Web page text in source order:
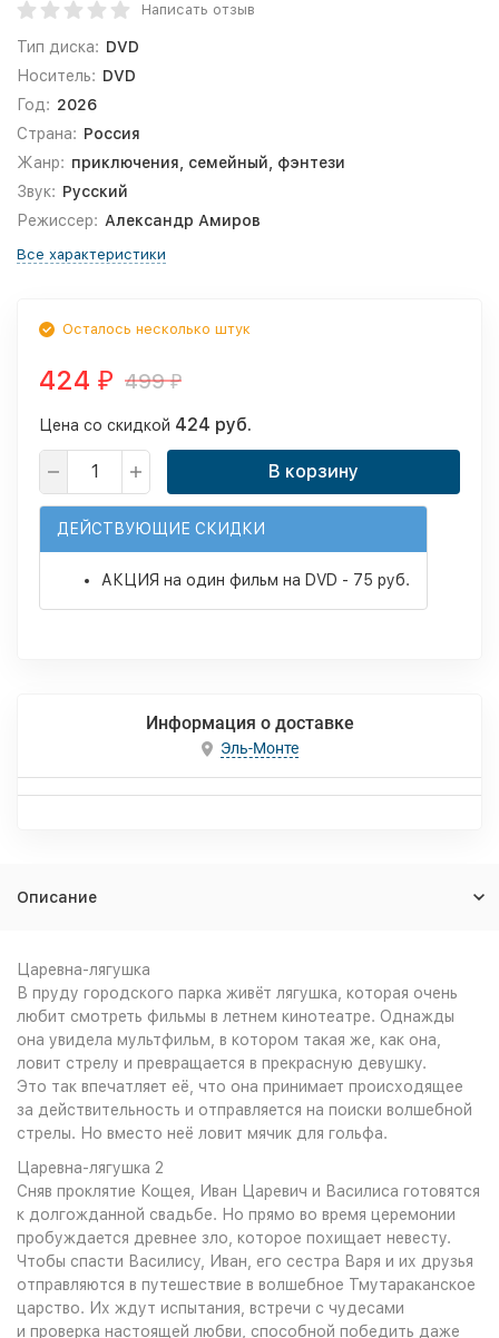
Написать отзыв
Тип диска: DVD
Носитель: DVD
Год: 2026
Страна: Россия
Жанр: приключения, семейный, фэнтези
Звук: Русский
Режиссер: Александр Амиров
Все характеристики
Осталось несколько штук
424 ₽ 499₽
Цена со скидкой 424 руб.
В корзину
ДЕЙСТВУЮЩИЕ СКИДКИ
АКЦИЯ на один фильм на DVD - 75 руб.
Информация о доставке
Эль-Монте
Описание
Царевна-лягушка
В пруду городского парка живёт лягушка, которая очень
любит смотреть фильмы в летнем кинотеатре. Однажды
она увидела мультфильм, в котором такая же, как она,
ловит стрелу и превращается в прекрасную девушку.
Это так впечатляет её, что она принимает происходящее
за действительность и отправляется на поиски волшебной
стрелы. Но вместо неё ловит мячик для гольфа.
Царевна-лягушка 2
Сняв проклятие Кощея, Иван Царевич и Василиса готовятся
к долгожданной свадьбе. Но прямо во время церемонии
пробуждается древнее зло, которое похищает невесту.
Чтобы спасти Василису, Иван, его сестра Варя и их друзья
отправляются в путешествие в волшебное Тмутараканское
царство. Их ждут испытания, встречи с чудесами
и проверка настоящей любви, способной победить даже